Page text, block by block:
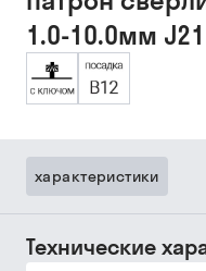
1.0-10.0мм
характеристики
Технические